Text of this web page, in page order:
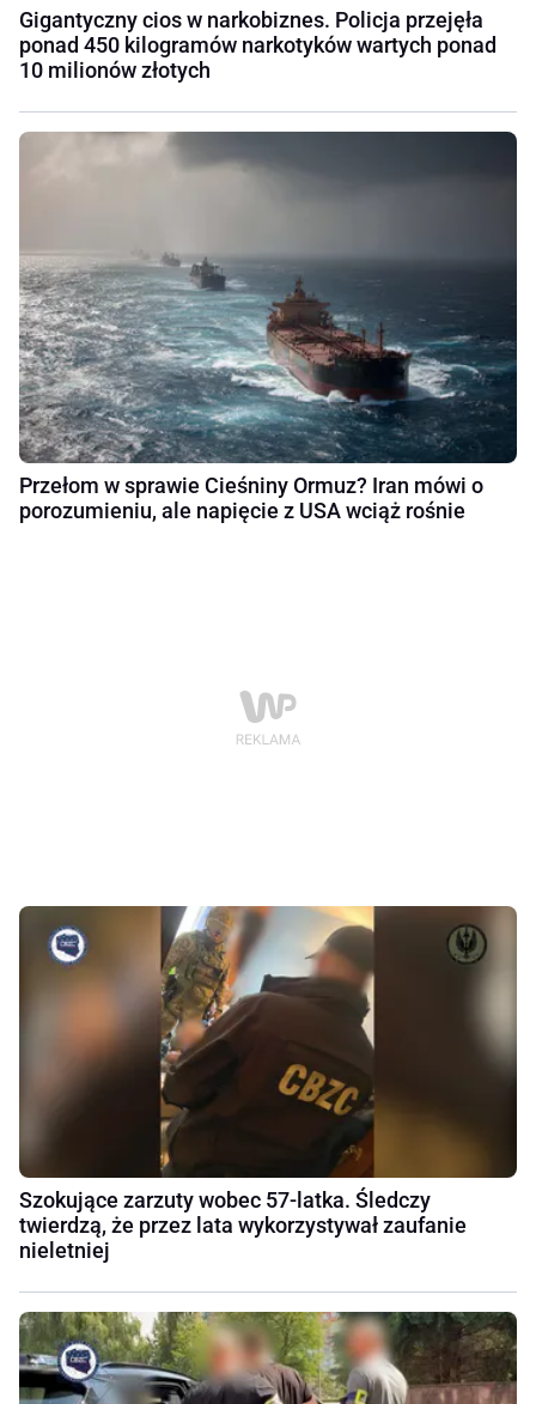
Gigantyczny cios w narkobiznes. Policja przejęła
ponad 450 kilogramów narkotyków wartych ponad
10 milionów złotych
Przełom w sprawie Cieśniny Ormuz? Iran mówi o
porozumieniu, ale napięcie z USA wciąż rośnie
Szokujące zarzuty wobec 57-latka. Śledczy
twierdzą, że przez lata wykorzystywał zaufanie
nieletniej